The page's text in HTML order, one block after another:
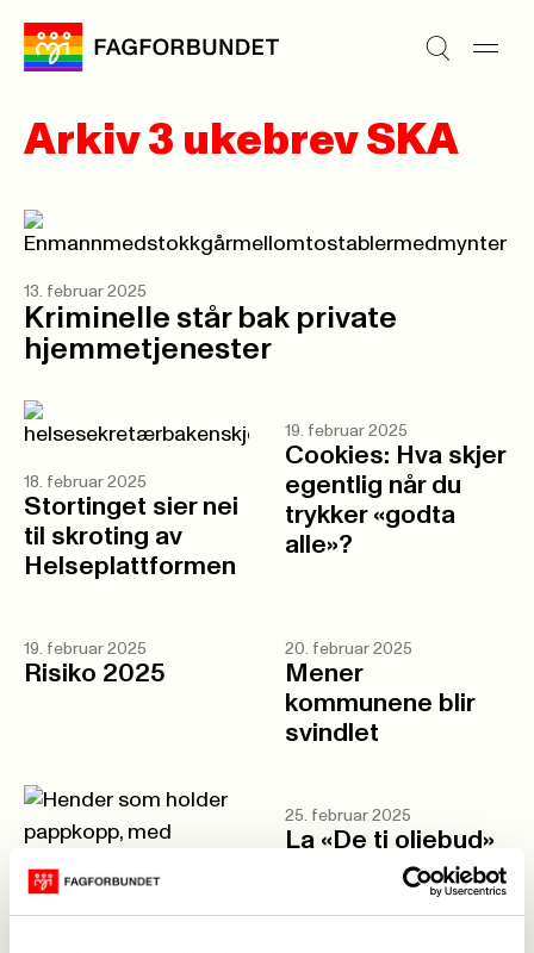
Arkiv 3 ukebrev SKA
13. februar 2025
Kriminelle står bak private
hjemmetjenester
18. februar 2025
Stortinget sier nei
til skroting av
Helseplattformen
19. februar 2025
Cookies: Hva skjer
egentlig når du
trykker «godta
alle»?
19. februar 2025
Risiko 2025
20. februar 2025
Mener
kommunene blir
svindlet
20. februar 2025
25. februar 2025
La «De ti oljebud»
bli til «De ti KI-